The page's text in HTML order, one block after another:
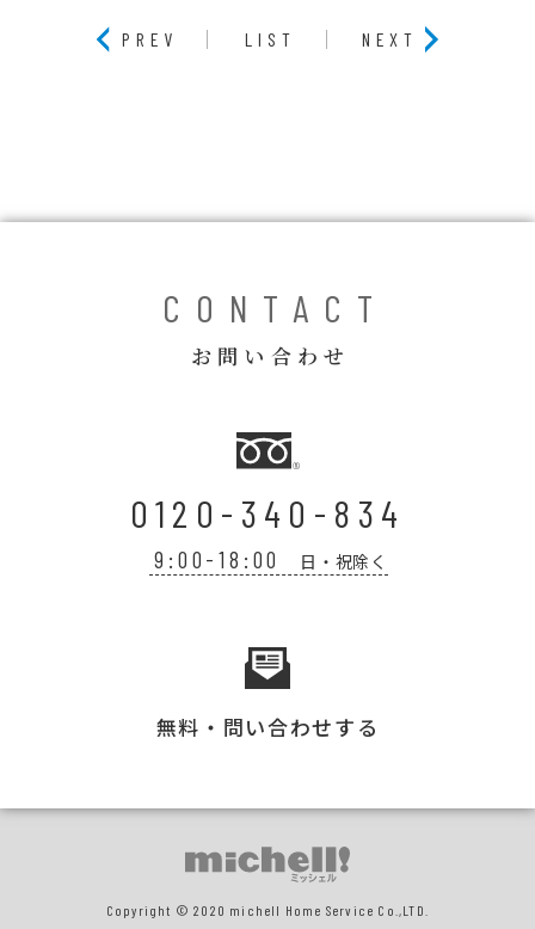
PREV LIST NEXT
CONTACT
お問い合わせ
0120-340-834
9:00-18:00 日・祝除く
無料・問い合わせする
Copyright © 2020 michell Home Service Co.,LTD.